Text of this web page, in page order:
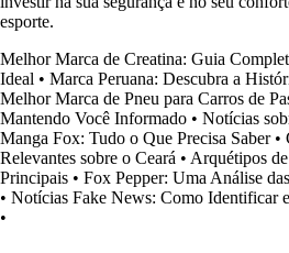
esporte.
Melhor Marca de Creatina: Guia
Ideal • Marca Peruana: Descubra a
Melhor Marca de Pneu para Carros de
Mantendo Você Informado • Notícias
Manga Fox: Tudo o Que Precisa Saber•
Relevantes sobre o Ceará • Arquétipos
Principais • Fox Pepper: Uma Análise
• Notícias Fake News: Como Identificar
•